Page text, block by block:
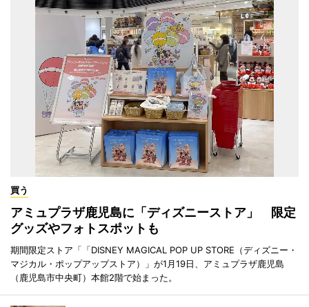
買う
アミュプラザ鹿児島に「ディズニーストア」 限定
グッズやフォトスポットも
期間限定ストア「「DISNEY MAGICAL POP UP STORE（ディズニー・
マジカル・ポップアップストア）」が1月19日、アミュプラザ鹿児島
（鹿児島市中央町）本館2階で始まった。